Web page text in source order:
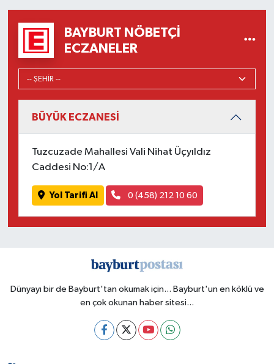
BAYBURT NÖBETÇI
ECZANELER
BÜYÜK ECZANESİ
Tuzcuzade Mahallesi Vali Nihat Üçyıldız
Caddesi No:1/A
Yol Tarifi Al 0 (458) 212 10 60
Dünyayı bir de Bayburt'tan okumak için... Bayburt'un en köklü ve
en çok okunan haber sitesi...